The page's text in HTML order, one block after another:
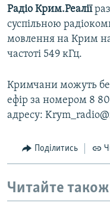
Радіо Крим.Реалії
суспільною
мовлення на Крим
частоті 549 кГц.
Кримчани можуть
ефір за номером 8
адресу:
Поділитись
Читайте також